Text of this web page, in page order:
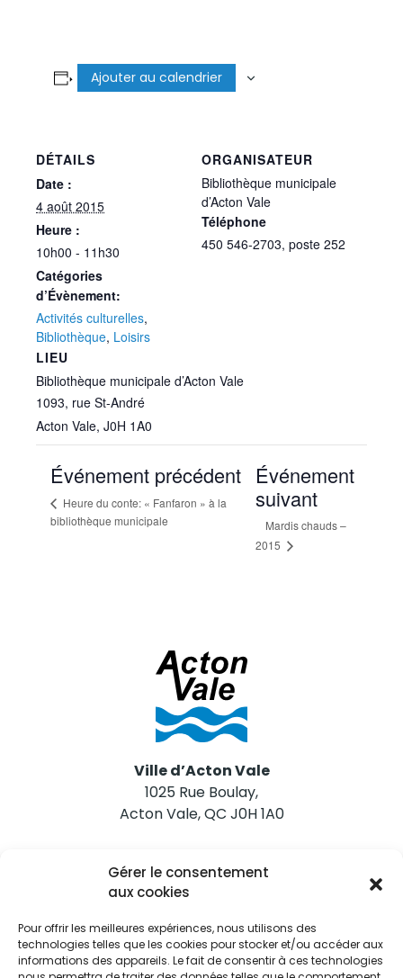
Gérer le consentement
aux cookies
Pour offrir les meilleures expériences, nous utilisons des
technologies telles que les cookies pour stocker et/ou accéder aux
informations des appareils. Le fait de consentir à ces technologies
Ajouter au calendrier
DÉTAILS
Date :
4 août 2015
Heure :
10h00 - 11h30
Catégories
d’Évènement:
Activités culturelles,
Bibliothèque, Loisirs
LIEU
Bibliothèque municipale d’Acton Vale
1093, rue St-André
Acton Vale, J0H 1A0
ORGANISATEUR
Bibliothèque municipale
d’Acton Vale
Téléphone
450 546-2703, poste 252
Événement précédent
Heure du conte: « Fanfaron » à la
bibliothèque municipale
Événement
suivant
Mardis chauds –
2015
Ville d’Acton Vale
1025 Rue Boulay,
Acton Vale, QC J0H 1A0
Nous joindre
Tél. 450 546-2703